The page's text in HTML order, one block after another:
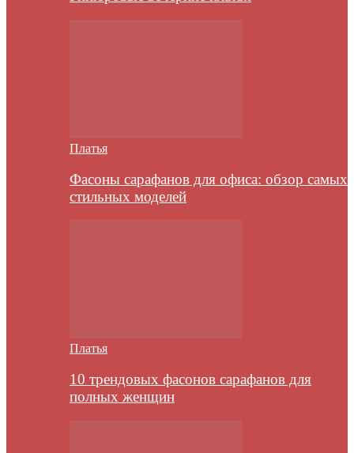
Платья
Фасоны сарафанов для офиса: обзор самых
стильных моделей
Платья
10 трендовых фасонов сарафанов для
полных женщин